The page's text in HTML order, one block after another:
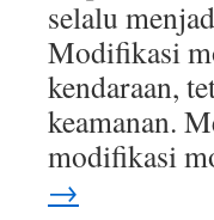
selalu
Modifikasi
kendaraan,
keamanan.
modifikasi
→